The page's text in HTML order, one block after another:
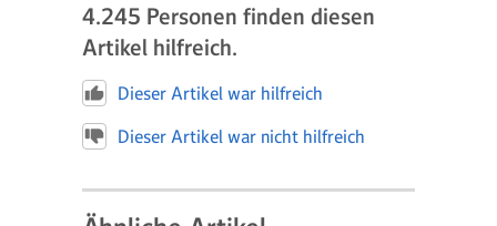
4.245 Personen finden diesen
Artikel hilfreich.
Dieser Artikel war hilfreich
Dieser Artikel war nicht hilfreich